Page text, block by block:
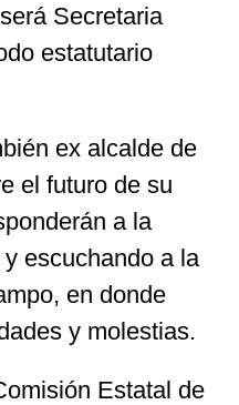
Secretaria
estatutario
ex alcalde de
el futuro de su
a la
escuchando a la
en donde
y molestias.
Estatal de